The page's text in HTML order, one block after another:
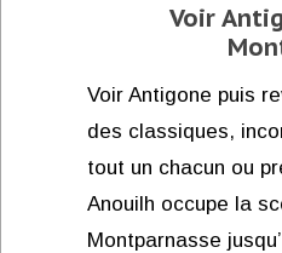
Voir
Voir Antigone puis
des classiques,
tout un chacun ou
Anouilh occupe la
Montparnasse